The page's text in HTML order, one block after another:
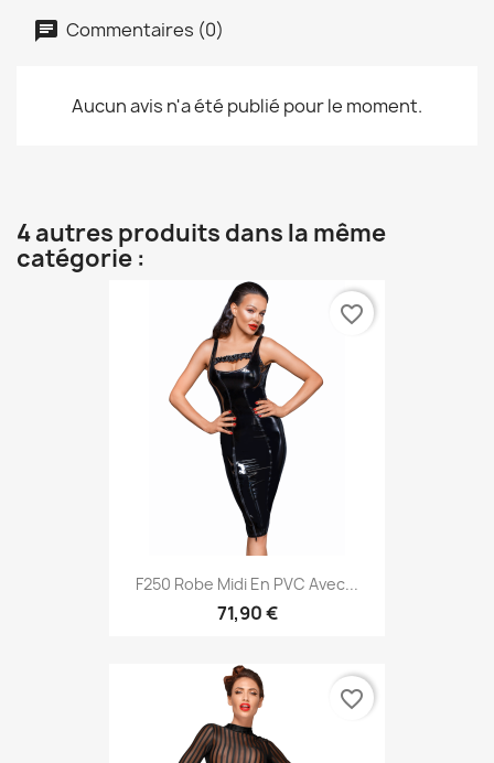
Commentaires (0)
Aucun avis n'a été publié pour le moment.
4 autres produits dans la même
catégorie :
F250 Robe Midi En PVC Avec...
71,90 €
favorite_border
favorite_border